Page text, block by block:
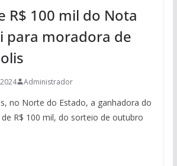
R$ 100 mil do Nota
para moradora de
Administrador
no Norte do Estado, a ganhadora do
R$ 100 mil, do sorteio de outubro